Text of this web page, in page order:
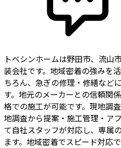
トベシンホームは野田市、流山
装会社です。地域密着の強みを
ちろん、急ぎの修理・修繕など
す。地元のメーカーとの信頼関
格での施工が可能です。現地調
地調査から提案・施工管理・ア
て自社スタッフが対応し、専属
ます。地域密着でスピード対応